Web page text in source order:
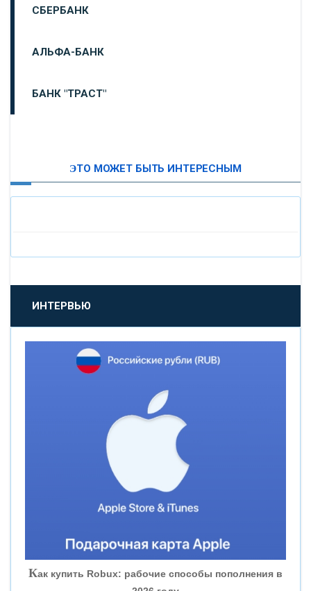
СБЕРБАНК
АЛЬФА-БАНК
БАНК "ТРАСТ"
«БАНК САНКТ-ПЕТЕРБУРГ»
«ПРОМСВЯЗЬБАНК»
«НОВИКОМБАНК»
«ВНЕШПРОМБАНК»
«БАНК ГЛОБЭКС»
«СОВКОМБАНК»
ЭТО МОЖЕТ БЫТЬ ИНТЕРЕСНЫМ
ИНТЕРВЬЮ
Как купить Robux: рабочие способы пополнения в